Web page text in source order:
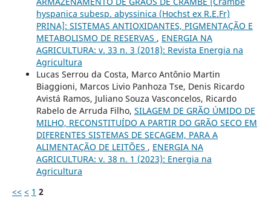
hyspanica subesp. abyssinica (Hochst ex R.E.Fr)
PRINA]: SISTEMAS ANTIOXIDANTES, PIGMENTAÇÃO E
METABOLISMO DE RESERVAS , ENERGIA NA
AGRICULTURA: v. 33 n. 3 (2018): Revista Energia na
Agricultura
Lucas Serrou da Costa, Marco Antônio Martin
Biaggioni, Marcos Livio Panhoza Tse, Denis Ricardo
Avistá Ramos, Juliano Souza Vasconcelos, Ricardo
Rabelo de Arruda Filho, SILAGEM DE GRÃO ÚMIDO DE
MILHO, RECONSTITUÍDO A PARTIR DO GRÃO SECO EM
DIFERENTES SISTEMAS DE SECAGEM, PARA A
ALIMENTAÇÃO DE LEITÕES , ENERGIA NA
AGRICULTURA: v. 38 n. 1 (2023): Energia na
Agricultura
<< < 1 2